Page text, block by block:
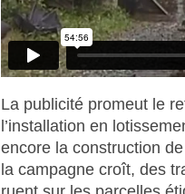
La publicité promeut le
l’installation en
encore la construction
la campagne croît, des